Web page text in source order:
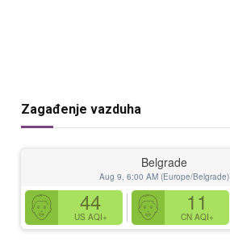
Zagađenje vazduha
Belgrade
Aug 9, 6:00 AM (Europe/Belgrade)
44
US AQI+
11
CN AQI+